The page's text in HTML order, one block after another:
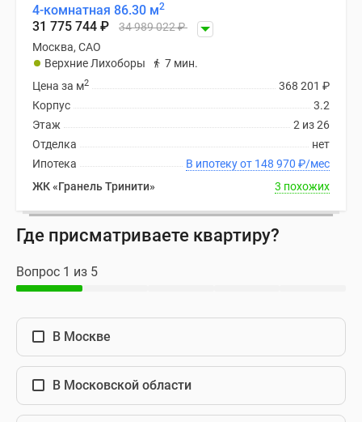
4-комнатная 86.30 м2
31 775 744 ₽ 34 989 022₽
Москва, САО
Верхние Лихоборы
7 мин.
368 201 ₽
Цена за м2
3.2
Корпус
2 из 26
Этаж
нет
Отделка
В ипотеку от 148 970 ₽/мес
Ипотека
ЖК «Гранель Тринити»
3 похожих
Где присматриваете квартиру?
Вопрос 1 из 5
В Москве
В Московской области